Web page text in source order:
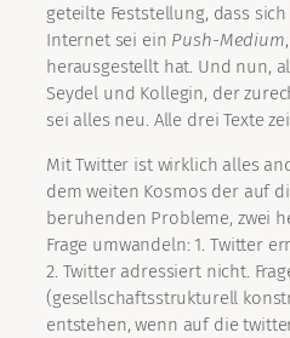
geteilte Feststellung, dass
Internet sei ein Push-Medium
herausgestellt hat. Und nun,
Seydel und Kollegin, der
sei alles neu. Alle drei Texte
Mit Twitter ist wirklich alles
dem weiten Kosmos der auf
beruhenden Probleme, zwei
Frage umwandeln: 1. Twitter
2. Twitter adressiert nicht.
(gesellschaftsstrukturell
entstehen, wenn auf die